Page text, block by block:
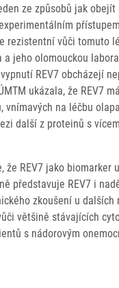
ze způsobů jak
rezistentní vůči tomuto
jeho olomouckou
REV7 obcházejí
ukázala, že REV7
na léčbu
další z proteinů s
REV7 jako biomarker
představuje REV7 i
zkoušení u dalších
většině stávajících
s nádorovým